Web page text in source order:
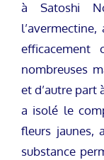
à Satoshi
efficacement
nombreuses
et d’autre part
a isolé le
fleurs jaunes,
substance